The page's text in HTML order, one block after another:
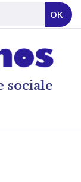
sociale
OK